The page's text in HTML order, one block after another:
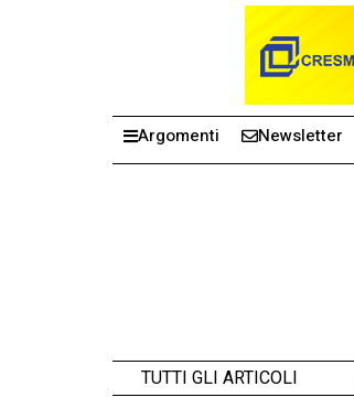
Argomenti Newsletter
TUTTI GLI ARTICOLI